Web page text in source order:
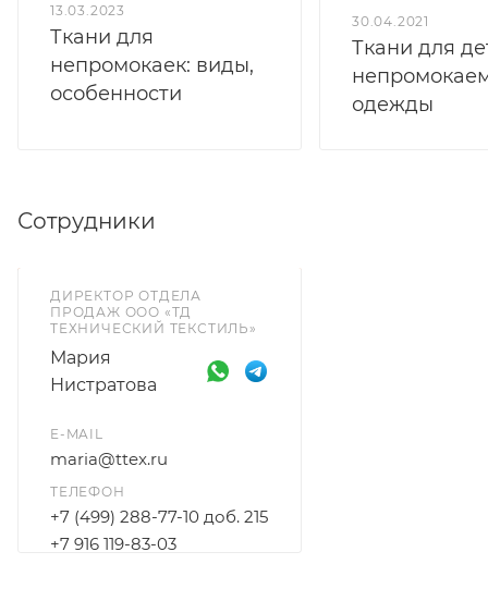
13.03.2023
Ткани для
непромокаек: виды,
особенности
30.04.2021
Ткани для
одежды
Сотрудники
ДИРЕКТОР ОТДЕЛА
ПРОДАЖ ООО «ТД
ТЕХНИЧЕСКИЙ ТЕКСТИЛЬ»
Мария
Нистратова
E-MAIL
maria@ttex.ru
ТЕЛЕФОН
+7 (499) 288-77-10 доб. 215
+7 916 119-83-03